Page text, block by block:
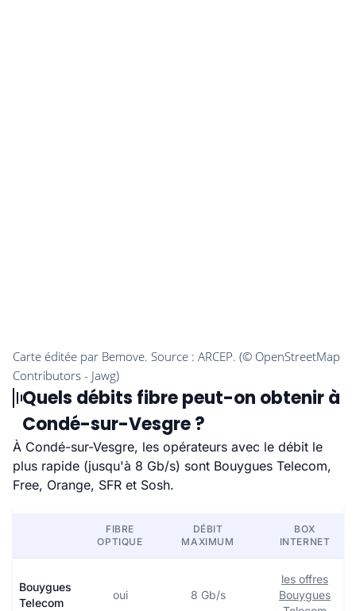
Quels débits fibre peut-on obtenir à
Condé-sur-Vesgre ?
À Condé-sur-Vesgre, les opérateurs avec le débit le
plus rapide (jusqu'à 8 Gb/s) sont Bouygues Telecom,
Free, Orange, SFR et Sosh.
FIBRE
OPTIQUE
DÉBIT
MAXIMUM
BOX
INTERNET
Bouygues
Telecom
oui 8 Gb/s
les offres
Bouygues